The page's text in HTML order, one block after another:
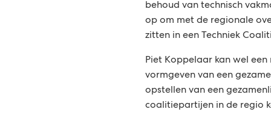
behoud van technisch
op om met de regionale
zitten in een Techniek
Piet Koppelaar kan wel een
vormgeven van een
opstellen van een
coalitiepartijen in de regio